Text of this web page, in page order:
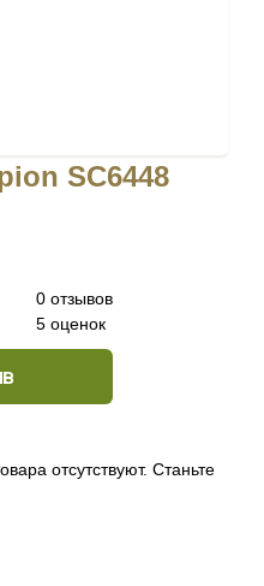
SC6448
0 отзывов
5 оценок
отсутствуют. Станьте